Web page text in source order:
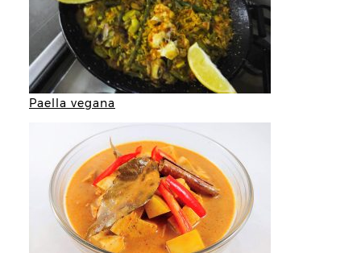
Paella vegana